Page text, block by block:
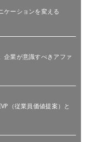
ケーションを変える
企業が意識すべきアファ
（従業員価値提案）と